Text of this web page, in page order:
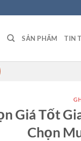
SẢN PHẨM TIN
Giá Tốt
Chọn